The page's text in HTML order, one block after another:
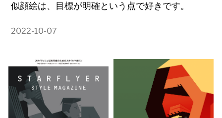
似顔絵は、目標が明確という点で好きです。
2022-10-07